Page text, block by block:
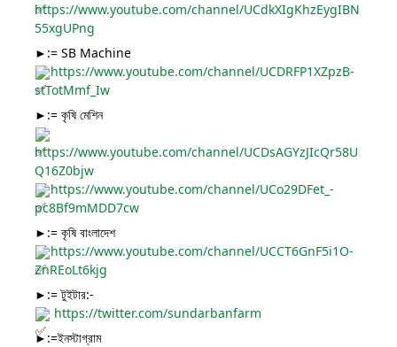
https://www.youtube.com/channel/UCdkXIgKhzEygIBN
55xgUPng
►:= SB Machine
https://www.youtube.com/channel/UCDRFP1XZpzB-
stTotMmf_Iw
►:= কৃষি মেশিন
https://www.youtube.com/channel/UCDsAGYzJIcQr58U
Q16Z0bjw
https://www.youtube.com/channel/UCo29DFet_-
pc8Bf9mMDD7cw
►:= কৃষি বাংলাদেশ
https://www.youtube.com/channel/UCCT6GnF5i1O-
ZnREoLt6kjg
►:= টুইটার:-
https://twitter.com/sundarbanfarm
►:=ইনস্টাগ্রাম